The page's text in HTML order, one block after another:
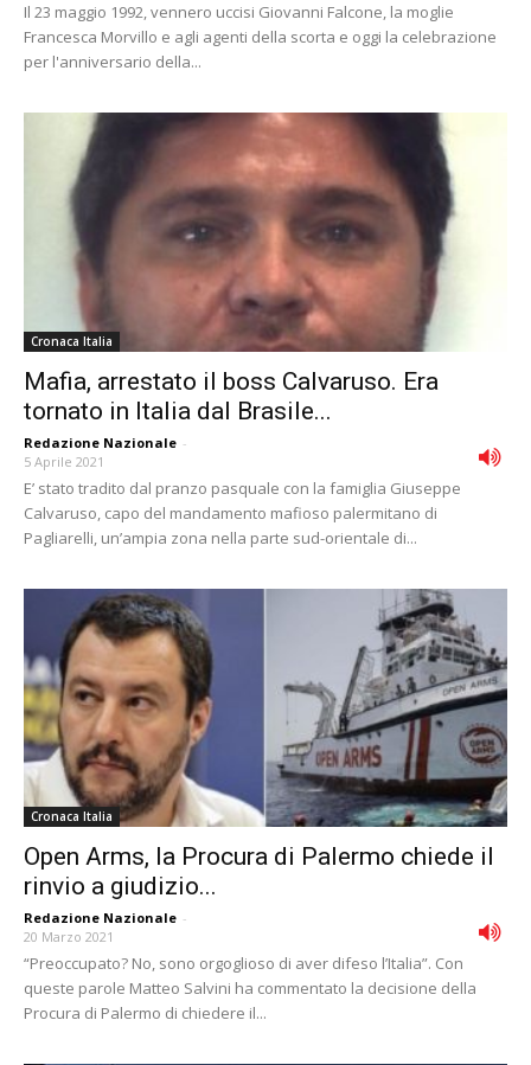
Il 23 maggio 1992, vennero uccisi Giovanni Falcone, la moglie
Francesca Morvillo e agli agenti della scorta e oggi la celebrazione
per l'anniversario della...
Cronaca Italia
Mafia, arrestato il boss Calvaruso. Era
tornato in Italia dal Brasile...
Redazione Nazionale -
5 Aprile 2021
E’ stato tradito dal pranzo pasquale con la famiglia Giuseppe
Calvaruso, capo del mandamento mafioso palermitano di
Pagliarelli, un’ampia zona nella parte sud-orientale di...
Cronaca Italia
Open Arms, la Procura di Palermo chiede il
rinvio a giudizio...
Redazione Nazionale -
20 Marzo 2021
“Preoccupato? No, sono orgoglioso di aver difeso l’Italia”. Con
queste parole Matteo Salvini ha commentato la decisione della
Procura di Palermo di chiedere il...